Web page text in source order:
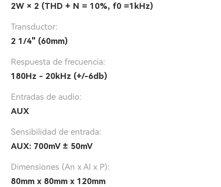
2W × 2 (THD + N = 10%, f0 =1kHz)
Transductor:
2 1/4" (60mm)
Respuesta de frecuencia:
180Hz - 20kHz (+/-6db)
Entradas de audio:
AUX
Sensibilidad de entrada:
AUX: 700mV ± 50mV
Dimensiones (An x Al x P):
80mm x 80mm x 120mm